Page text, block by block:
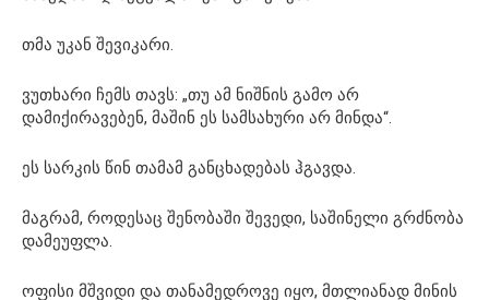
თმა უკან შევიკარი.
ვუთხარი ჩემს თავს: „თუ ამ ნიშნის გამო არ
დამიქირავებენ, მაშინ ეს სამსახური არ მინდა“.
ეს სარკის წინ თამამ განცხადებას ჰგავდა.
მაგრამ, როდესაც შენობაში შევედი, საშინელი გრძნობა
დამეუფლა.
ოფისი მშვიდი და თანამედროვე იყო, მთლიანად მინის